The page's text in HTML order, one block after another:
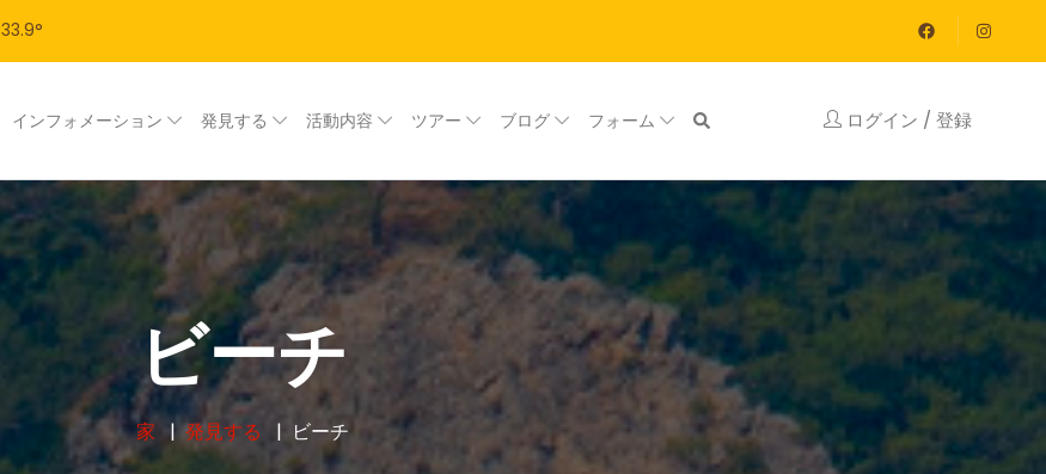
33.9°
インフォメーション 発見する 活動内容 ツアー ブログ フォーム ログイン / 登録
ビーチ
家 発見する ビーチ